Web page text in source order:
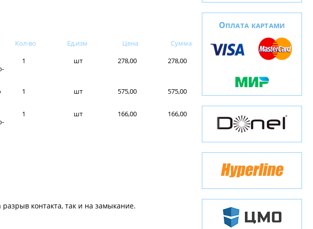
Кол-во Ед.изм Цена
Сумма
1 шт 278,00 278,00
1 шт 575,00 575,00
1 шт 166,00 166,00
контакта, так и на замыкание.
ОПЛАТА КАРТАМИ